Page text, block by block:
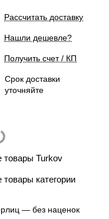
Рассчитать доставку
Нашли дешевле?
Получить счет / КП
Срок доставки
уточняйте
товары Turkov
товары категории
— без наценок